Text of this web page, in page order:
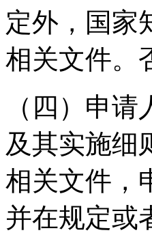
定外，国家
相关文件。
（四）申
及其实施细
相关文件，
并在规定或